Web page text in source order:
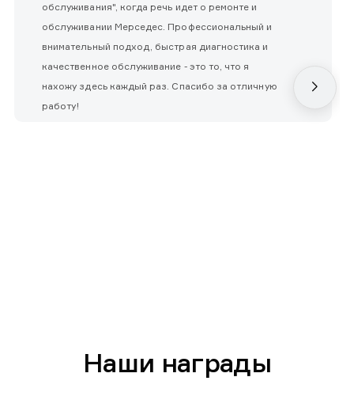
обслуживания", когда речь идет о ремонте и
обслуживании Мерседес. Профессиональный и
внимательный подход, быстрая диагностика и
качественное обслуживание - это то, что я
нахожу здесь каждый раз. Спасибо за отличную
работу!
Наши награды